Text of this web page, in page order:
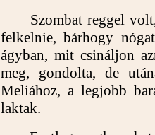
Szombat reggel volt,
felkelnie, bárhogy
ágyban, mit csináljon
meg, gondolta, de
Meliához, a legjobb
laktak.